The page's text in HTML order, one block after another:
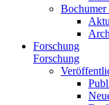
Bochumer
Forschung
Forschung